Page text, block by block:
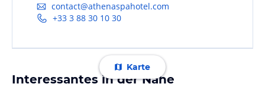
contact@athenaspahotel.com
+33 3 88 30 10 30
Karte
Interessantes in der Nähe